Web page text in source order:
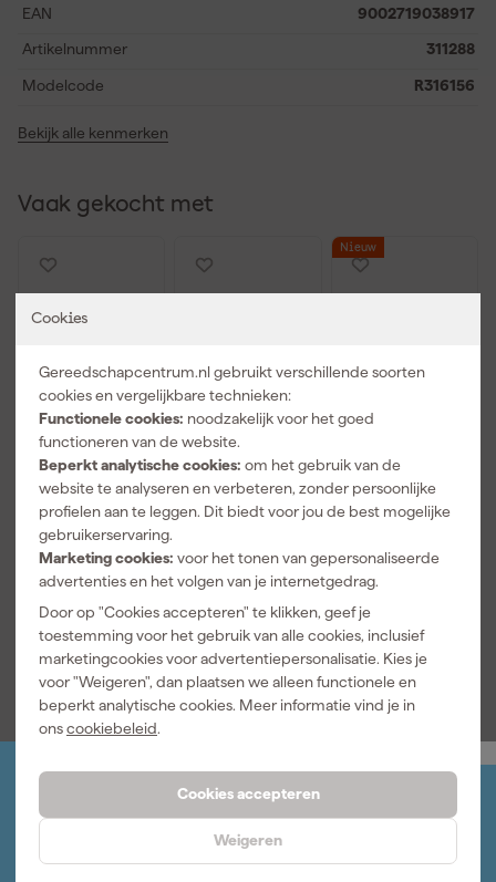
Cookies
Gereedschapcentrum.nl gebruikt verschillende soorten
cookies en vergelijkbare technieken:
Functionele cookies: noodzakelijk voor het goed
functioneren van de website.
Beperkt analytische cookies: om het gebruik van de
website te analyseren en verbeteren, zonder persoonlijke
profielen aan te leggen. Dit biedt voor jou de best mogelijke
gebruikerservaring.
Marketing cookies: voor het tonen van gepersonaliseerde
advertenties en het volgen van je internetgedrag.
Door op "Cookies accepteren" te klikken, geef je
toestemming voor het gebruik van alle cookies, inclusief
marketingcookies voor advertentiepersonalisatie. Kies je
voor "Weigeren", dan plaatsen we alleen functionele en
beperkt analytische cookies. Meer informatie vind je in
onscookiebeleid.
Cookies accepteren
Weigeren
mee te nemen is. Je kiest met deze gereedschapstas voor
zekerheid, orde en een nette uitstraling van je gereedschap.
EAN
9002719038917
Artikelnummer 311288
Modelcode R316156
Bekijk alle kenmerken
Vaak gekocht met
Sola PROTECT
DS Rolmaat -
5m x 25mm
Morgen
bezorgd
20,00
incl. BTW
Sola RS 18
Meetdriehoe
k Metrisch -
bezorgd
Adviesprijs 23,00
20,99
incl. BTW
Nieuw
Sola TLM3
Marker voor
diepe gaten -
bezorgd
14,39
incl. BTW
Log-in en beheer je bestellingen en gegevens
Inschrijven wekelijkse nieuwsbrief